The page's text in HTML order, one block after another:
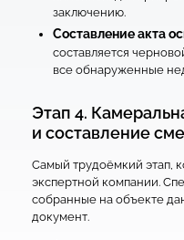
заключению.
Составление акта
составляется
все обнаруженные
Этап 4.
и составление
Самый трудоёмкий этап,
экспертной компании.
собранные на объекте
документ.